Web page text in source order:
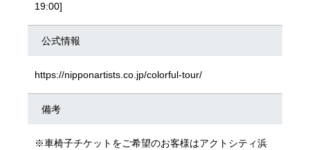
19:00]
公式情報
https://nipponartists.co.jp/colorful-tour/
備考
※車椅子チケットをご希望のお客様はアクトシティ浜